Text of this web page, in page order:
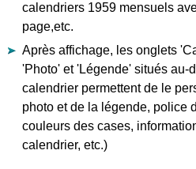
calendriers 1959 mensuels
page,etc.
Après affichage, les onglets
'Photo' et 'Légende' situés au-
calendrier permettent de le
photo et de la légende, police
couleurs des cases,
calendrier, etc.)